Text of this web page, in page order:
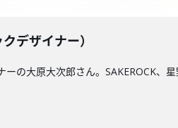
デザイナー）
の大原大次郎さん。SAKEROCK、